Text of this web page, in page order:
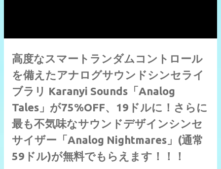
高度なスマートランダムコントロール
を備えたアナログサウンドシンセライ
ブラリ Karanyi Sounds「Analog
Tales」が75%OFF、19ドルに！さらに
最も不気味なサウンドデザインシンセ
サイザー「Analog Nightmares」(通常
59ドル)が無料でもらえます！！！